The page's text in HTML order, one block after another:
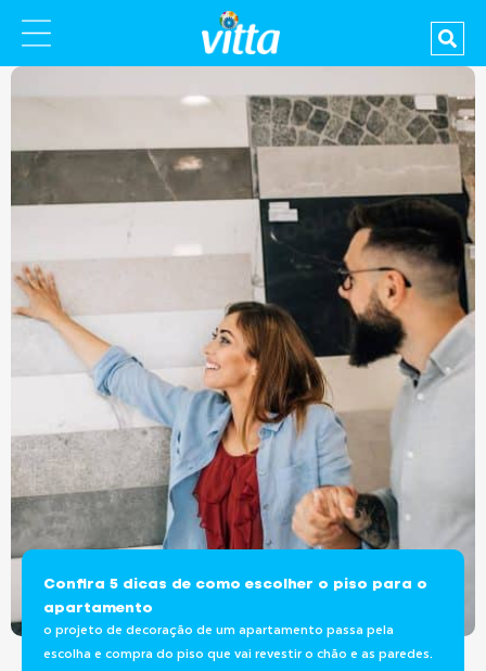
Confira 5 dicas de como escolher o piso para o
apartamento
o projeto de decoração de um apartamento passa pela
escolha e compra do piso que vai revestir o chão e as paredes.